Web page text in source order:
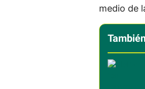
medio de